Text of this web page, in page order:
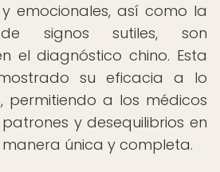
emocionales, así como la
de signos sutiles, son
el diagnóstico chino. Esta
su eficacia a lo
permitiendo a los médicos
y desequilibrios en
única y completa.